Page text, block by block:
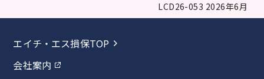
LCD26-053 2026年6月
エイチ・エス損保TOP
会社案内